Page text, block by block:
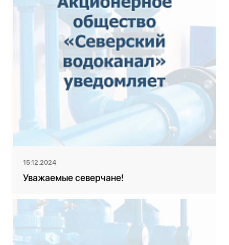
15.12.2024
Уважаемые северчане!